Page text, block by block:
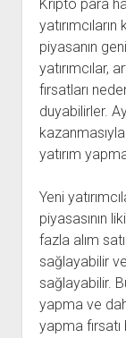
Kripto para
piyasanın
yatırımcılar,
fırsatları
duyabilirler.
yatırım
Yeni
piyasasının
fazla alım
sağlayabilir
sağlayabilir.
yapma ve
yapma fırsatı